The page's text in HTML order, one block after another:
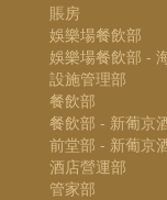
賬房
娛樂場餐飲部
娛樂場餐飲部 -
設施管理部
餐飲部
餐飲部 - 新葡京
前堂部 - 新葡京
酒店營運部
管家部